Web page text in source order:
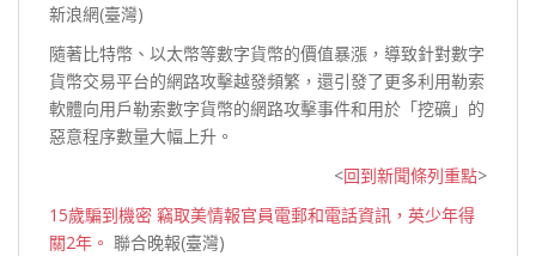
新浪網(臺灣)
隨著比特幣、以太幣等數字貨幣的價值暴漲，導致針對數字
貨幣交易平台的網路攻擊越發頻繁，還引發了更多利用勒索
軟體向用戶勒索數字貨幣的網路攻擊事件和用於「挖礦」的
惡意程序數量大幅 上升。
<回到新聞條列重點>
15歲騙到機密 竊取美情報官員電郵和電話資訊，英少年得
關2年。 聯合晚報(臺灣)